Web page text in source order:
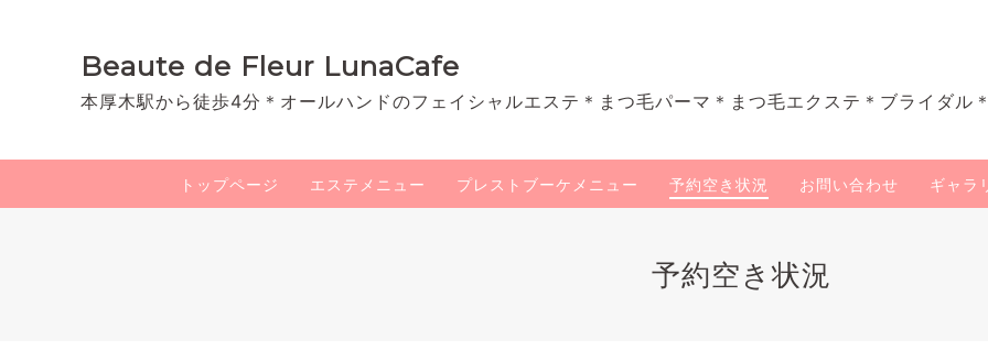
Beaute de Fleur LunaCafe
本厚木駅から徒歩4分＊オールハンドのフェイシャルエステ＊まつ毛パーマ＊まつ毛エクステ＊ブライダル
トップページ エステメニュー プレストブーケメニュー 予約空き状況 お問い合わせ ギャラ
予約空き状況